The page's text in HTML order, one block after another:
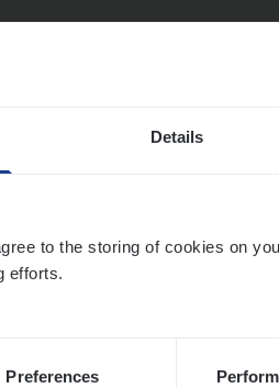
Details
to the storing of cookies on
efforts.
Preferences